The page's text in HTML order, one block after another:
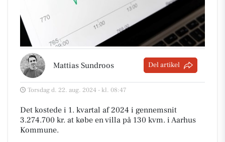
Mattias Sundroos Del artikel
Torsdag d. 22. aug. 2024 - kl. 08:47
Det kostede i 1. kvartal af 2024 i gennemsnit
3.274.700 kr. at købe en villa på 130 kvm. i Aarhus
Kommune.